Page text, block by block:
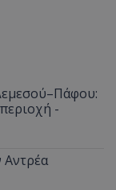
-
Αντρέα